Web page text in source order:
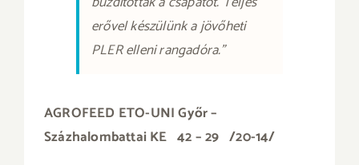
erővel készülünk a jövőheti
PLER elleni rangadóra.”
AGROFEED ETO-UNI Győr –
Százhalombattai KE 42 – 29 /20-14/